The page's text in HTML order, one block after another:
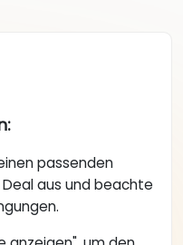
passenden
aus und beachte